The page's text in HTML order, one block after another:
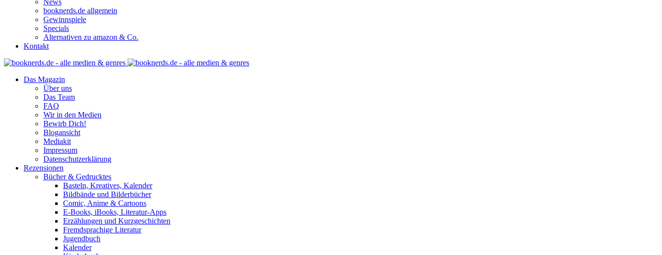
News
booknerds.de allgemein
Gewinnspiele
Specials
Alternativen zu amazon & Co.
Kontakt
Das Magazin
Über uns
Das Team
FAQ
Wir in den Medien
Bewirb Dich!
Blogansicht
Mediakit
Impressum
Datenschutzerklärung
Rezensionen
Bücher & Gedrucktes
Basteln, Kreatives, Kalender
Bildbände und Bilderbücher
Comic, Anime & Cartoons
E-Books, iBooks, Literatur-Apps
Erzählungen und Kurzgeschichten
Fremdsprachige Literatur
Jugendbuch
Kalender